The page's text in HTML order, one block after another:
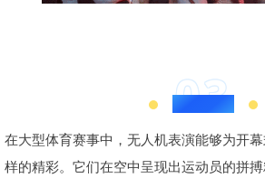
03
体育赛事
在大型体育赛事中，无人机表演能够为开
样的精彩。它们在空中呈现出运动员的拼